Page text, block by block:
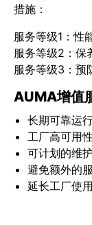
措施：
服务等级1：性
服务等级2：保
服务等级3：预
AUMA增值
长期可靠运
工厂高可用性
可计划的维
避免额外的
延长工厂使